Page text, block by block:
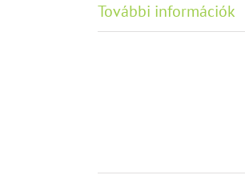
További információk